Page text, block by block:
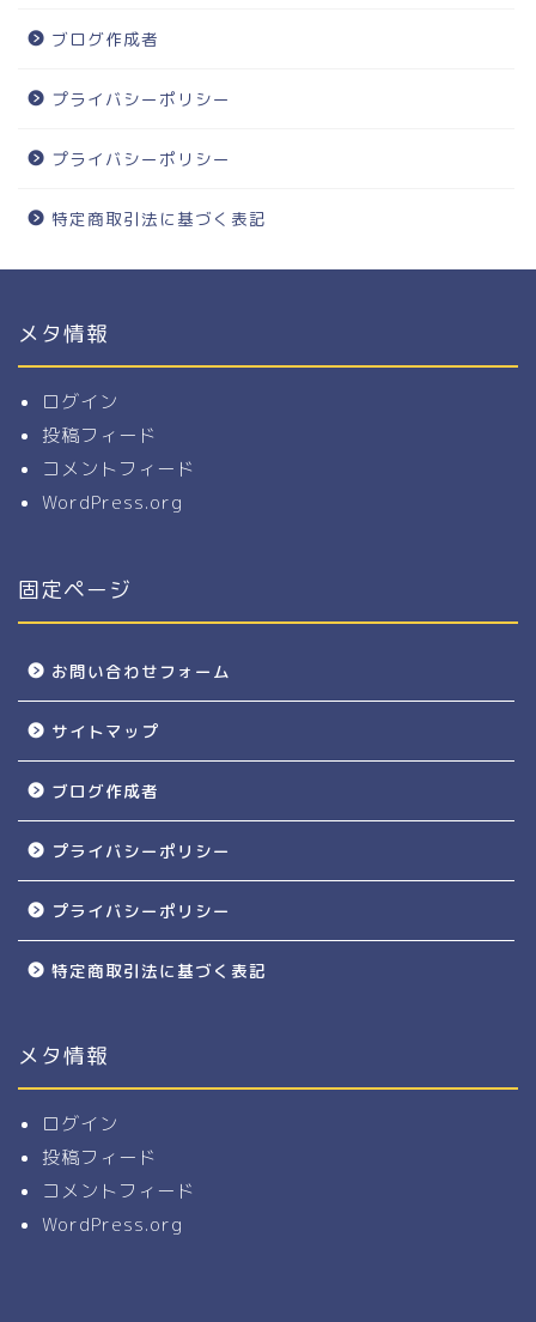
ブログ作成者
プライバシーポリシー
プライバシーポリシー
特定商取引法に基づく表記
メタ情報
ログイン
投稿フィード
コメントフィード
WordPress.org
固定ページ
お問い合わせフォーム
サイトマップ
ブログ作成者
プライバシーポリシー
プライバシーポリシー
特定商取引法に基づく表記
メタ情報
ログイン
投稿フィード
コメントフィード
WordPress.org